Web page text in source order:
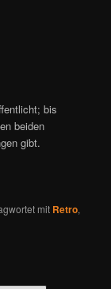
bis
beiden
gibt.
mit Retro,